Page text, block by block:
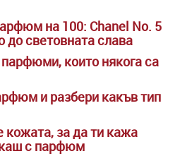
на 100: Chanel No. 5
до световната слава
които някога са
и разбери какъв тип
кожата, за да ти кажа
с парфюм